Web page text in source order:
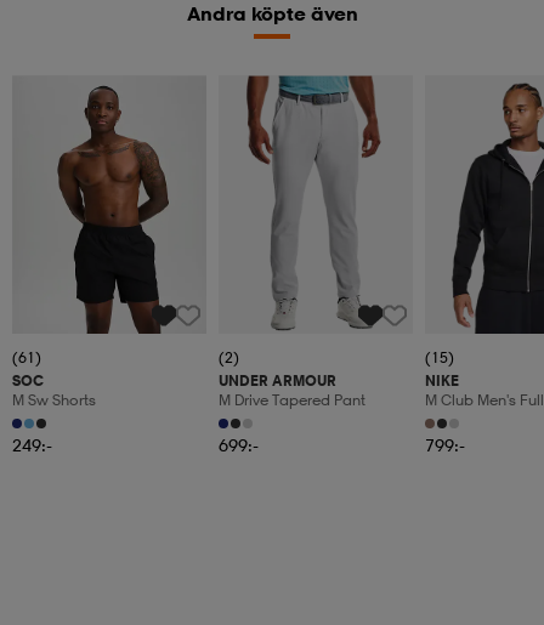
Andra köpte även
(61)
SOC
M Sw Shorts
249:-
(2)
UNDER ARMOUR
M Drive Tapered Pant
699:-
(15)
NIKE
M Club Men's
Fleece Hoodie
799:-